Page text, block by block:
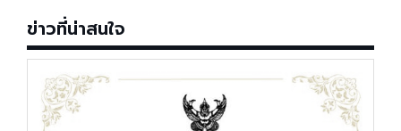
ข่าวที่น่าสนใจ